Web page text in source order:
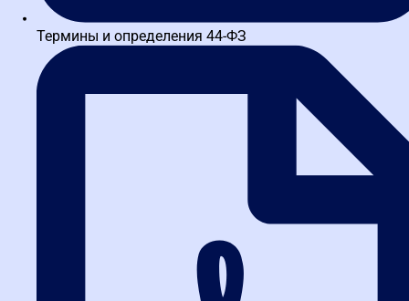
Термины и определения 44-ФЗ
Белгородская школа закупок
ИНН 3664229682 КПП 366401001 ОГРН 1173600010121